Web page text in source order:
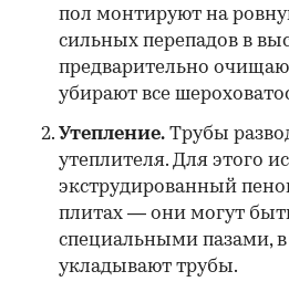
пол монтируют на
сильных перепадов в
предварительно
убирают все
Утепление. Трубы
утеплителя. Для этого
экструдированный
плитах — они могут
специальными пазами,
укладывают трубы.